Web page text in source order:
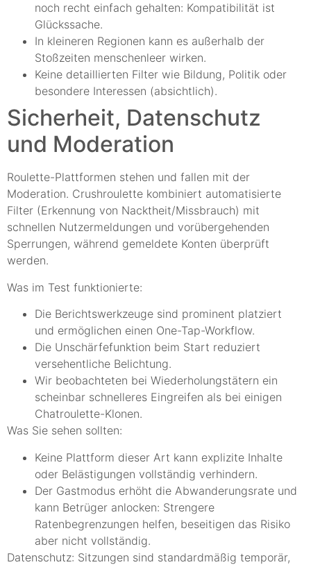
noch recht einfach gehalten: Kompatibilität ist
Glückssache.
In kleineren Regionen kann es außerhalb der
Stoßzeiten menschenleer wirken.
Keine detaillierten Filter wie Bildung, Politik oder
besondere Interessen (absichtlich).
Sicherheit, Datenschutz
und Moderation
Roulette-Plattformen stehen und fallen mit der
Moderation. Crushroulette kombiniert automatisierte
Filter (Erkennung von Nacktheit/Missbrauch) mit
schnellen Nutzermeldungen und vorübergehenden
Sperrungen, während gemeldete Konten überprüft
werden.
Was im Test funktionierte:
Die Berichtswerkzeuge sind prominent platziert
und ermöglichen einen One-Tap-Workflow.
Die Unschärfefunktion beim Start reduziert
versehentliche Belichtung.
Wir beobachteten bei Wiederholungstätern ein
scheinbar schnelleres Eingreifen als bei einigen
Chatroulette-Klonen.
Was Sie sehen sollten:
Keine Plattform dieser Art kann explizite Inhalte
oder Belästigungen vollständig verhindern.
Der Gastmodus erhöht die Abwanderungsrate und
kann Betrüger anlocken: Strengere
Ratenbegrenzungen helfen, beseitigen das Risiko
aber nicht vollständig.
Datenschutz: Sitzungen sind standardmäßig temporär,